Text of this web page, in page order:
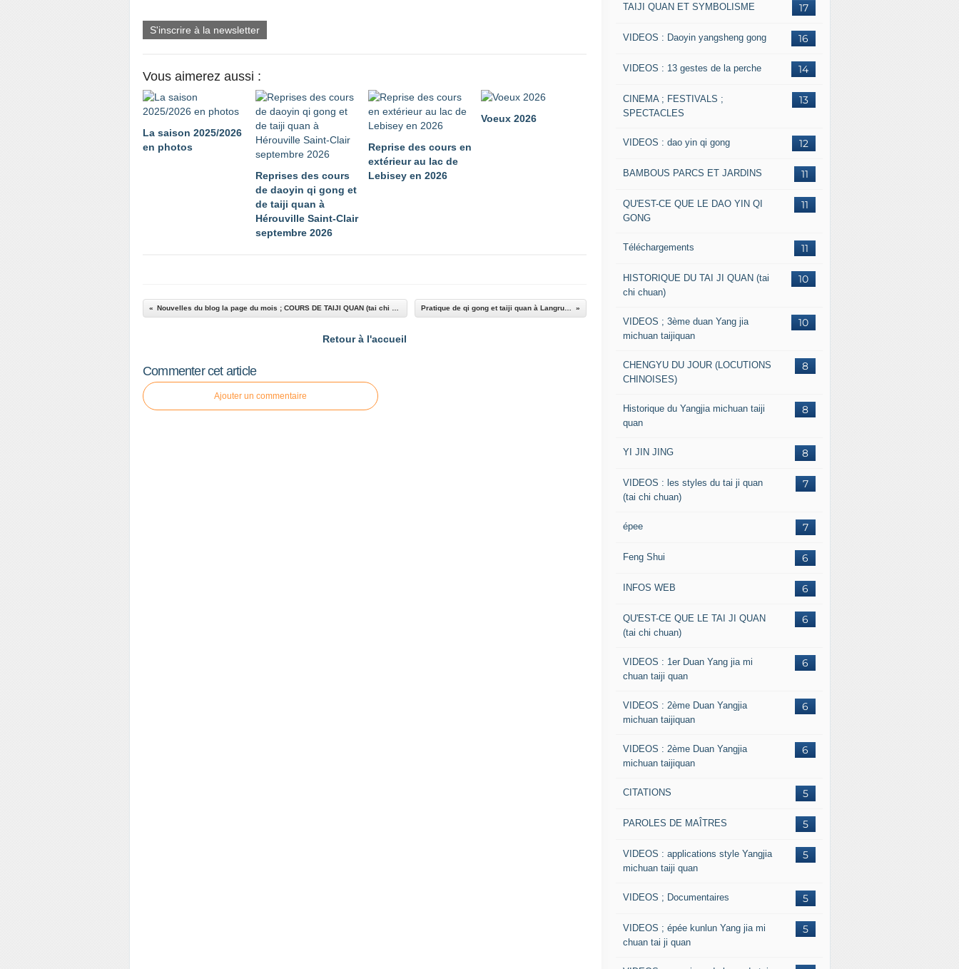
S'inscrire à la newsletter
Vous aimerez aussi :
La saison 2025/2026
en photos
Reprises des cours
de daoyin qi gong et
de taiji quan à
Hérouville Saint-Clair
septembre 2026
Reprise des cours en
extérieur au lac de
Lebisey en 2026
Voeux 2026
Pratique de qi gong et taiji quan à Langrune sur mer ; 10 octobre 2020
Retour à l'accueil
Commenter cet article
Ajouter un commentaire
17
TAIJI QUAN ET SYMBOLISME
16
VIDEOS : Daoyin yangsheng gong
14
VIDEOS : 13 gestes de la perche
13
CINEMA ; FESTIVALS ;
SPECTACLES
12
VIDEOS : dao yin qi gong
11
BAMBOUS PARCS ET JARDINS
11
QU'EST-CE QUE LE DAO YIN QI
GONG
11
Téléchargements
10
HISTORIQUE DU TAI JI QUAN (tai
chi chuan)
10
VIDEOS ; 3ème duan Yang jia
michuan taijiquan
8
CHENGYU DU JOUR (LOCUTIONS
CHINOISES)
8
Historique du Yangjia michuan taiji
quan
8
YI JIN JING
7
VIDEOS : les styles du tai ji quan
(tai chi chuan)
7
épee
6
Feng Shui
6
INFOS WEB
6
QU'EST-CE QUE LE TAI JI QUAN
(tai chi chuan)
6
VIDEOS : 1er Duan Yang jia mi
chuan taiji quan
6
VIDEOS : 2ème Duan Yangjia
michuan taijiquan
6
VIDEOS : 2ème Duan Yangjia
michuan taijiquan
5
CITATIONS
5
PAROLES DE MAÎTRES
5
VIDEOS : applications style Yangjia
michuan taiji quan
5
VIDEOS ; Documentaires
5
VIDEOS ; épée kunlun Yang jia mi
chuan tai ji quan